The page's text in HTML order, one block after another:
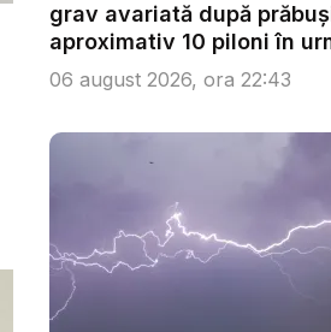
grav avariată după
aproximativ 10 piloni în
Ech...
06 august 2026, ora 22:43